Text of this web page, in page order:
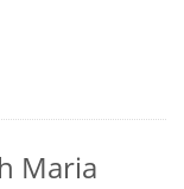
Maria